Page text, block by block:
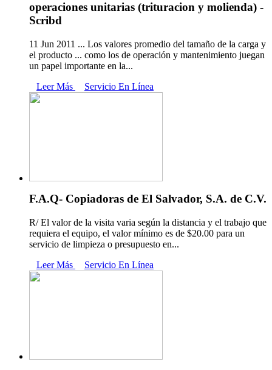
operaciones unitarias (trituracion y molienda) -
Scribd
11 Jun 2011 ... Los valores promedio del tamaño de la carga y
el producto ... como los de operación y mantenimiento juegan
un papel importante en la...
Leer Más
Servicio En Línea
F.A.Q- Copiadoras de El Salvador, S.A. de C.V.
R/ El valor de la visita varia según la distancia y el trabajo que
requiera el equipo, el valor mínimo es de $20.00 para un
servicio de limpieza o presupuesto en...
Leer Más
Servicio En Línea